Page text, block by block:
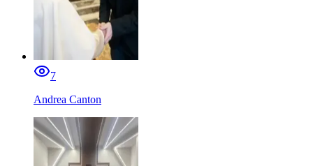
7
Andrea Canton